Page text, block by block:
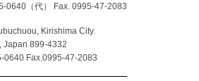
0640（代）
Fax. 0995-47-2083
Kirishima City.
Japan 899-4332
0640 Fax.0995-47-2083